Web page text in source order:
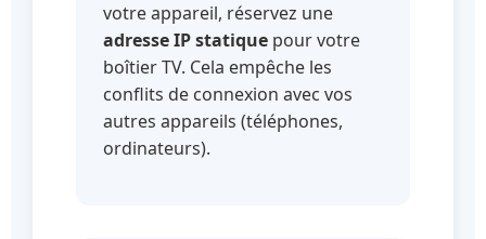
votre appareil, réservez une
adresse IP statique pour votre
boîtier TV. Cela empêche les
conflits de connexion avec vos
autres appareils (téléphones,
ordinateurs).